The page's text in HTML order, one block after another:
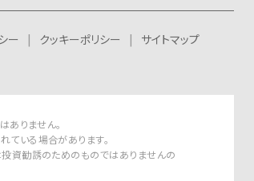
ー クッキーポリシー
サイトマップ
ありません。
ている場合があります。
投資勧誘のためのものではありませんの